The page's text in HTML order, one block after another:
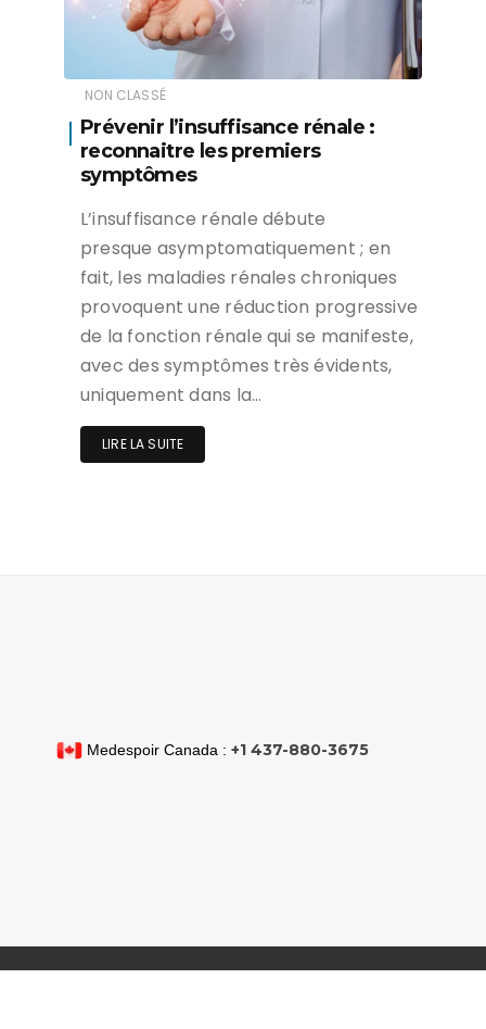
NON CLASSÉ
Prévenir l’insuffisance rénale :
reconnaitre les premiers
symptômes
L’insuffisance rénale débute
presque asymptomatiquement ; en
fait, les maladies rénales chroniques
provoquent une réduction progressive
de la fonction rénale qui se manifeste,
avec des symptômes très évidents,
uniquement dans la…
LIRE LA SUITE
Medespoir Canada : +1 437-880-3675